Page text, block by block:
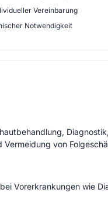
Vereinbarung
Notwendigkeit
von
Vorerkrankungen wie